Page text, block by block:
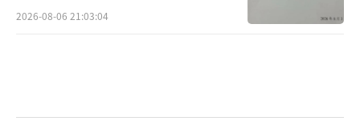
2026-08-06 21:03:04